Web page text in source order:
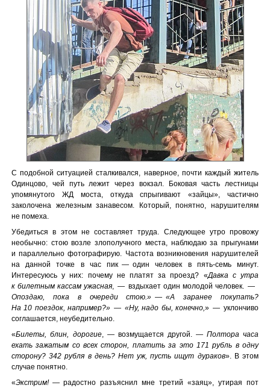
С подобной ситуацией сталкивался, наверное, почти каждый житель
Одинцово, чей путь лежит через вокзал. Боковая часть лестницы
упомянутого ЖД моста, откуда спрыгивают «зайцы», частично
заколочена железным занавесом. Который, понятно, нарушителям
не помеха.
Убедиться в этом не составляет труда. Следующее утро провожу
необычно: стою возле злополучного места, наблюдаю за прыгунами
и параллельно фотографирую. Частота возникновения нарушителей
на данной точке в час пик — один человек в пять-семь минут.
Интересуюсь у них: почему не платят за проезд? «Давка с утра
к билетным кассам ужасная, — вздыхает один молодой человек. —
Опоздаю, пока в очереди стою.» — «А заранее покупать?
На 10 поездок, например?» — «Ну, надо бы, конечно,» — уклончиво
соглашается, неубедительно.
«Билеты, блин, дорогие, — возмущается другой. — Полтора часа
ехать зажатым со всех сторон, платить за это 171 рубль в одну
сторону? 342 рубля в день? Нет уж, пусть ищут дураков». В этом
случае понятно.
«Экстрим!— радостно разъяснил мне третий «заяц», утирая пот